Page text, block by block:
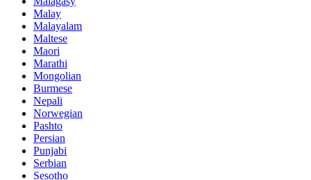
Malay
Malayalam
Maltese
Maori
Marathi
Mongolian
Burmese
Nepali
Norwegian
Pashto
Persian
Punjabi
Serbian
Sesotho